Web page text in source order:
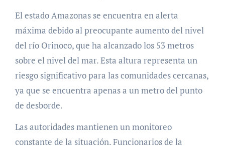
El estado Amazonas se encuentra en alerta
máxima debido al preocupante aumento del nivel
del río Orinoco, que ha alcanzado los 53 metros
sobre el nivel del mar. Esta altura representa un
riesgo significativo para las comunidades cercanas,
ya que se encuentra apenas a un metro del punto
de desborde.
Las autoridades mantienen un monitoreo
constante de la situación. Funcionarios de la